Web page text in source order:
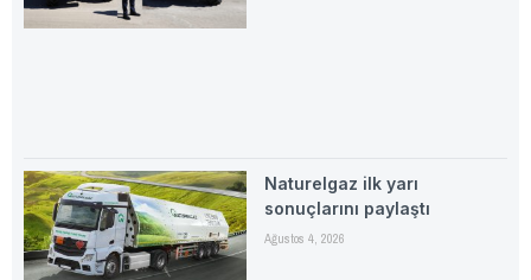
Naturelgaz ilk yarı
sonuçlarını paylaştı
Ağustos 4, 2026